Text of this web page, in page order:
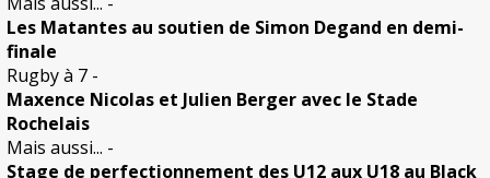
Les Matantes au soutien de Simon Degand en demi-
finale
Rugby à 7 -
Maxence Nicolas et Julien Berger avec le Stade
Rochelais
Mais aussi... -
Stage de perfectionnement des U12 aux U18 au Black